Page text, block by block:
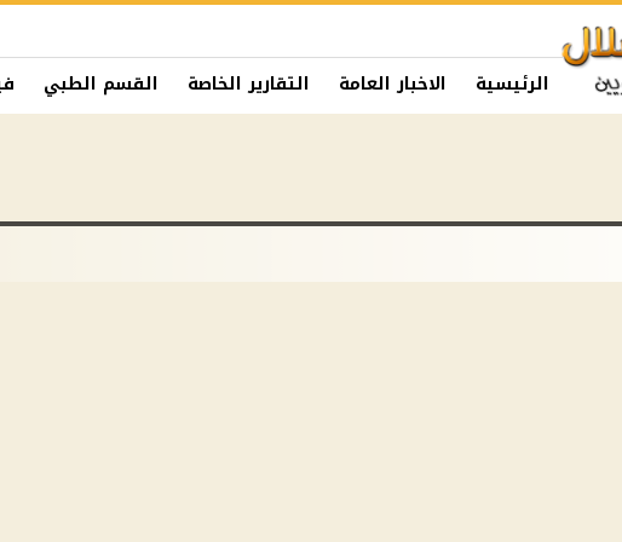
الرئيسية الاخبار العامة التقارير الخاصة القسم الطبي